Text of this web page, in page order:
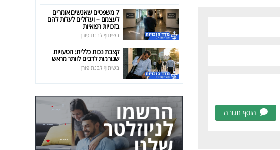
הוסף תגובה
7 משפטים שאנשים אומרים
לעצמם – ועלולים לעלות להם
בזכויות רפואיות
בשיתוף לבנת פורן
קצבת נכות כללית: הטעויות
שגורמות לרבים לוותר מראש
בשיתוף לבנת פורן